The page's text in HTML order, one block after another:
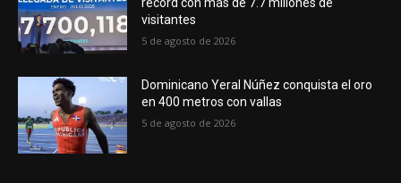
visitantes
5 de agosto de 2026
Dominicano Yeral Núñez conquista el oro
en 400 metros con vallas
5 de agosto de 2026